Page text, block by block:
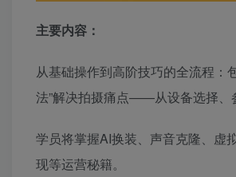
主要内容：
从基础操作到高阶技巧的全流程：
法”解决拍摄痛点——从设备选择、
学员将掌握AI换装、声音克隆、虚
现等运营秘籍。